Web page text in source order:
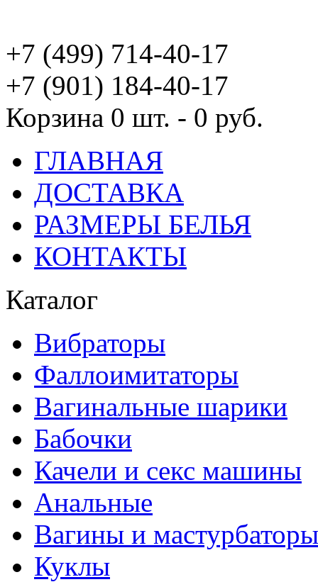
+7 (499) 714-40-17
+7 (901) 184-40-17
Корзина 0 шт. - 0 руб.
ГЛАВНАЯ
ДОСТАВКА
РАЗМЕРЫ БЕЛЬЯ
КОНТАКТЫ
Каталог
Вибраторы
Фаллоимитаторы
Вагинальные шарики
Бабочки
Качели и секс машины
Анальные
Вагины и мастурбаторы
Куклы